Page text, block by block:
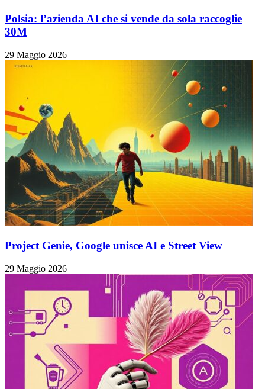
Polsia: l’azienda AI che si vende da sola raccoglie
30M
29 Maggio 2026
Project Genie, Google unisce AI e Street View
29 Maggio 2026